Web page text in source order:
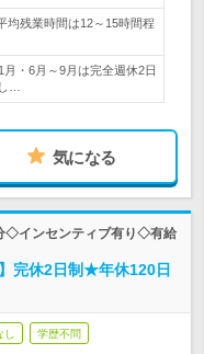
残業時間は12～15時間程
・6月～9月は完全週休2日
…
気になる
◇インセンティブ有り◇有給
完休2日制★年休120日
し 学歴不問